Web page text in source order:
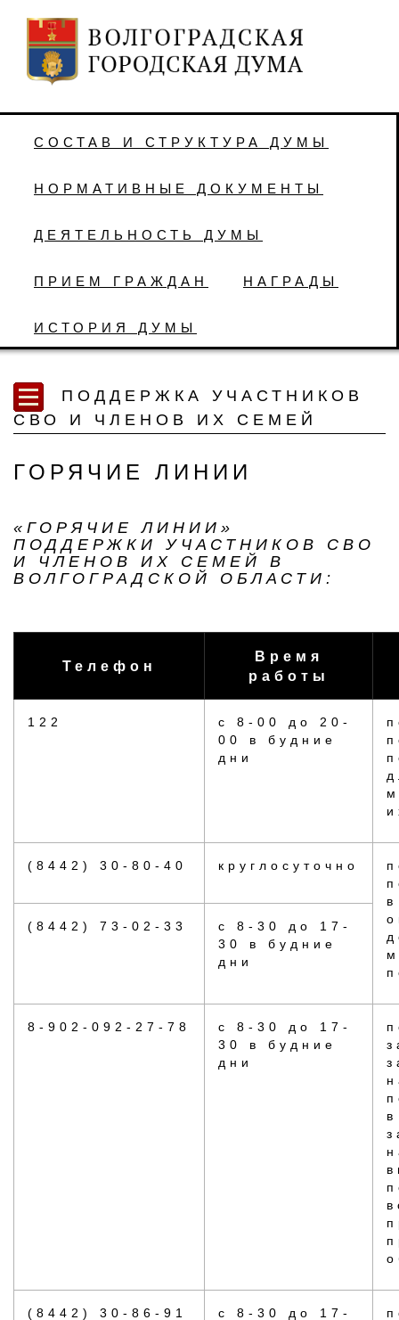
СОСТАВ И СТРУКТУРА ДУМЫ
НОРМАТИВНЫЕ ДОКУМЕНТЫ
ДЕЯТЕЛЬНОСТЬ ДУМЫ
ПРИЕМ ГРАЖДАН НАГРАДЫ
ИСТОРИЯ ДУМЫ
ПОДДЕРЖКА УЧАСТНИКОВ
СВО И ЧЛЕНОВ ИХ СЕМЕЙ
ГОРЯЧИЕ ЛИНИИ
«ГОРЯЧИЕ ЛИНИИ»
ПОДДЕРЖКИ УЧАСТНИКОВ СВО
И ЧЛЕНОВ ИХ СЕМЕЙ В
ВОЛГОГРАДСКОЙ ОБЛАСТИ:
Телефон
Время
работы
122
с 8-00 до 20-
00 в будние
дни
(8442) 30-80-40 круглосуточно
(8442) 73-02-33
с 8-30 до 17-
30 в будние
дни
8-902-092-27-78
с 8-30 до 17-
30 в будние
дни
(8442) 30-86-91
с 8-30 до 17-